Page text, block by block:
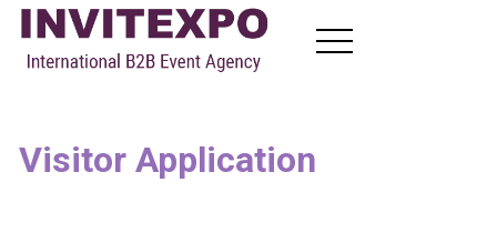
Стать посетителем
Стать участником выставки
Visitor Application